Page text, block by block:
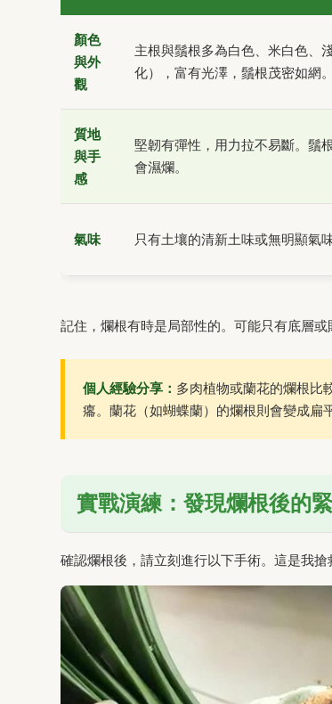
顏色
與外
觀
主根與鬚根多為白色、米白色、
化），富有光澤，鬚根茂密如網。
質地
與手
感
堅韌有彈性，用力拉不易斷。鬚
會濕爛。
氣味 只有土壤的清新土味或無明顯氣味
記住，爛根有時是局部性的。可能只有底層
個人經驗分享： 多肉植物或蘭花的爛根比
癟。蘭花（如蝴蝶蘭）的爛根則會變成扁
實戰演練：發現爛根後的
確認爛根後，請立刻進行以下手術。這是我